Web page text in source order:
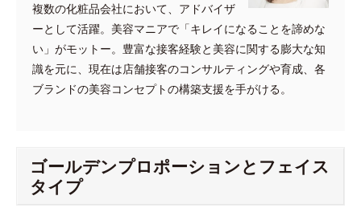
複数の化粧品会社において、アドバイザ
ーとして活躍。美容マニアで「キレイになることを諦めな
い」がモットー。豊富な接客経験と美容に関する膨大な知
識を元に、現在は店舗接客のコンサルティングや育成、各
ブランドの美容コンセプトの構築支援を手がける。
ゴールデンプロポーションとフェイス
タイプ